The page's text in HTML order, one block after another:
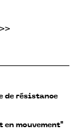
de résistance
en mouvement"